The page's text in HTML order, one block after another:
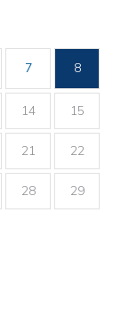
7 8
14 15
21 22
28 29